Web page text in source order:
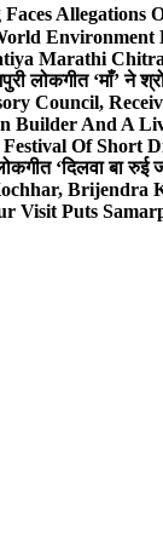
Marathi
लोकगीत ‘माँ’ ने
Council,
Builder And A
Of Short
‘दिलवा बा रुई
Brijendra
Visit Puts